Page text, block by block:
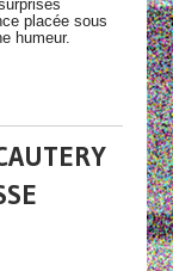
placée sous
humeur.